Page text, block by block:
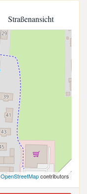
Straßenansicht
OpenStreetMapcontributors